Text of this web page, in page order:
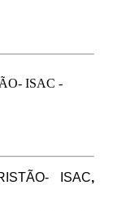
ISAC -
ISAC,